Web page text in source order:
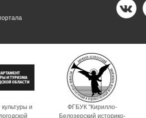
и
ФГБУК "Кирилло-
Белозерский историко-